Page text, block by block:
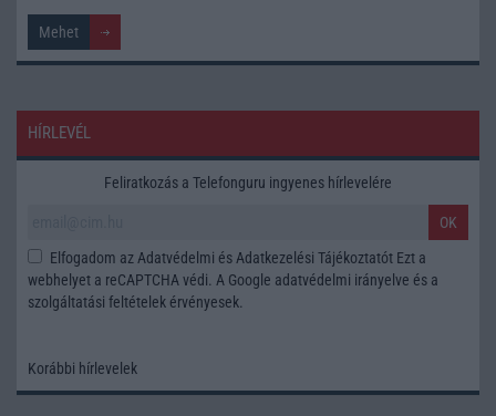
HÍRLEVÉL
Feliratkozás a Telefonguru ingyenes hírlevelére
OK
Elfogadom az Adatvédelmi és Adatkezelési Tájékoztatót Ezt a
webhelyet a reCAPTCHA védi. A Google adatvédelmi irányelve és a
szolgáltatási feltételek érvényesek.
Korábbi hírlevelek